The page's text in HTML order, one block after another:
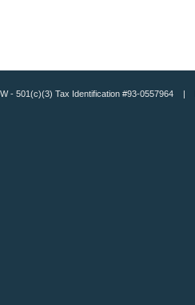
- 501(c)(3) Tax Identification #93-0557964 |